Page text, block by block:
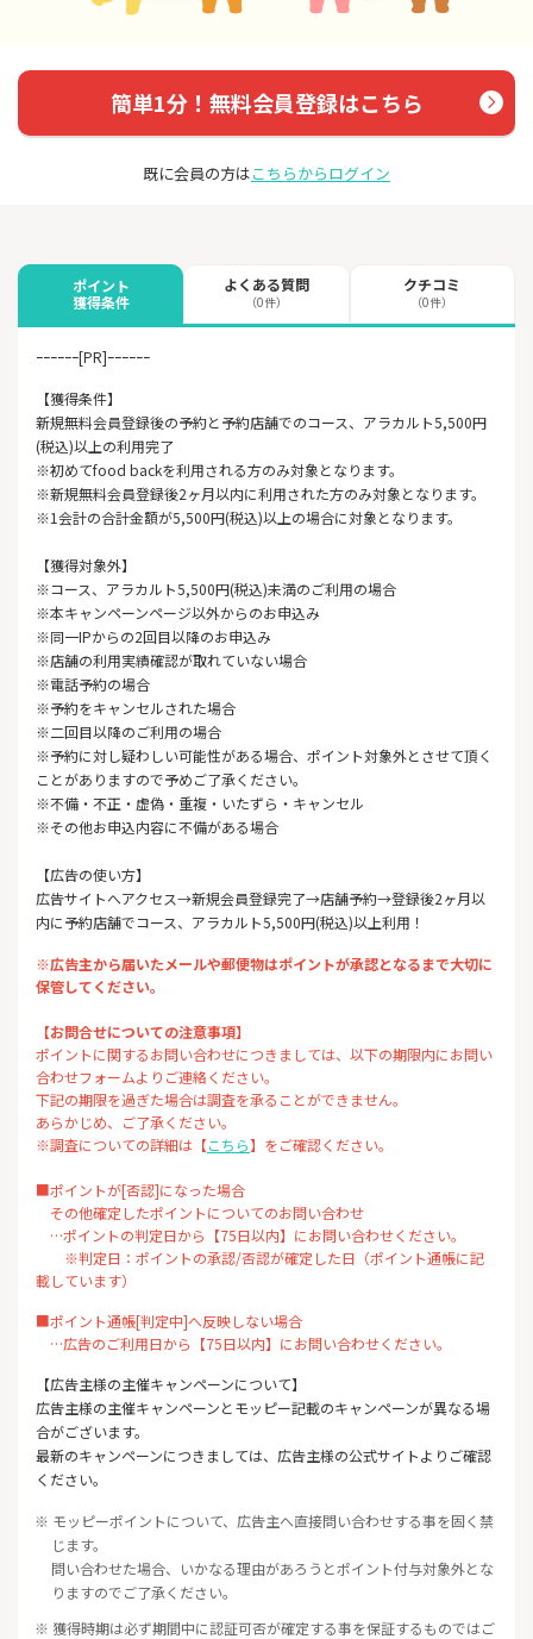
簡単1分！無料会員登録はこちら
既に会員の方はこちらからログイン
ポイント
獲得条件
よくある質問
（0件）
クチコミ
（0件）
ｰｰｰｰｰｰ[PR]ｰｰｰｰｰｰ
【獲得条件】
新規無料会員登録後の予約と予約店舗でのコース、アラカルト5,500円
(税込)以上の利用完了
※初めてfood backを利用される方のみ対象となります。
※新規無料会員登録後2ヶ月以内に利用された方のみ対象となります。
※1会計の合計金額が5,500円(税込)以上の場合に対象となります。
【獲得対象外】
※コース、アラカルト5,500円(税込)未満のご利用の場合
※本キャンペーンページ以外からのお申込み
※同一IPからの2回目以降のお申込み
※店舗の利用実績確認が取れていない場合
※電話予約の場合
※予約をキャンセルされた場合
※二回目以降のご利用の場合
※予約に対し疑わしい可能性がある場合、ポイント対象外とさせて頂く
ことがありますので予めご了承ください。
※不備・不正・虚偽・重複・いたずら・キャンセル
※その他お申込内容に不備がある場合
【広告の使い方】
広告サイトへアクセス→新規会員登録完了→店舗予約→登録後2ヶ月以
内に予約店舗でコース、アラカルト5,500円(税込)以上利用！
※広告主から届いたメールや郵便物はポイントが承認となるまで大切に
保管してください。
【お問合せについての注意事項】
ポイントに関するお問い合わせにつきましては、以下の期限内にお問い
合わせフォームよりご連絡ください。
下記の期限を過ぎた場合は調査を承ることができません。
あらかじめ、ご了承ください。
※調査についての詳細は【こちら】をご確認ください。
■ポイントが[否認]になった場合
その他確定したポイントについてのお問い合わせ
…ポイントの判定日から【75日以内】にお問い合わせください。
※判定日：ポイントの承認/否認が確定した日（ポイント通帳に記
載しています）
■ポイント通帳[判定中]へ反映しない場合
…広告のご利用日から【75日以内】にお問い合わせください。
【広告主様の主催キャンペーンについて】
広告主様の主催キャンペーンとモッピー記載のキャンペーンが異なる場
合がございます。
最新のキャンペーンにつきましては、広告主様の公式サイトよりご確認
ください。
※ モッピーポイントについて、広告主へ直接問い合わせする事を固く禁
じます。
問い合わせた場合、いかなる理由があろうとポイント付与対象外とな
りますのでご了承ください。
※ 獲得時期は必ず期間中に認証可否が確定する事を保証するものではご